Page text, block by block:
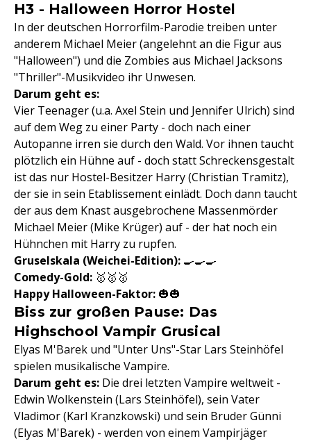
H3 - Halloween Horror Hostel
In der deutschen Horrorfilm-Parodie treiben unter
anderem Michael Meier (angelehnt an die Figur aus
"Halloween") und die Zombies aus Michael Jacksons
"Thriller"-Musikvideo ihr Unwesen.
Darum geht es:
Vier Teenager (u.a. Axel Stein und Jennifer Ulrich) sind
auf dem Weg zu einer Party - doch nach einer
Autopanne irren sie durch den Wald. Vor ihnen taucht
plötzlich ein Hühne auf - doch statt Schreckensgestalt
ist das nur Hostel-Besitzer Harry (Christian Tramitz),
der sie in sein Etablissement einlädt. Doch dann taucht
der aus dem Knast ausgebrochene Massenmörder
Michael Meier (Mike Krüger) auf - der hat noch ein
Hühnchen mit Harry zu rupfen.
Gruselskala (Weichei-Edition): 🍳🍳🍳
Comedy-Gold: 🥇🥇🥇
Happy Halloween-Faktor: 🎃🎃
Biss zur großen Pause: Das
Highschool Vampir Grusical
Elyas M'Barek und "Unter Uns"-Star Lars Steinhöfel
spielen musikalische Vampire.
Darum geht es: Die drei letzten Vampire weltweit -
Edwin Wolkenstein (Lars Steinhöfel), sein Vater
Vladimor (Karl Kranzkowski) und sein Bruder Günni
(Elyas M'Barek) - werden von einem Vampirjäger